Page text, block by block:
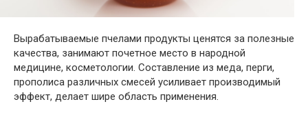
Вырабатываемые пчелами продукты ценятся за полезные
качества, занимают почетное место в народной
медицине, косметологии. Составление из меда, перги,
прополиса различных смесей усиливает производимый
эффект, делает шире область применения.